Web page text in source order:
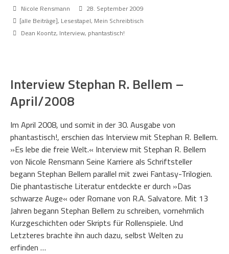
Nicole Rensmann
28. September 2009
[alle Beiträge], Lesestapel, Mein Schreibtisch
Dean Koontz, Interview, phantastisch!
Interview Stephan R. Bellem –
April/2008
Im April 2008, und somit in der 30. Ausgabe von
phantastisch!, erschien das Interview mit Stephan R. Bellem.
»Es lebe die freie Welt.« Interview mit Stephan R. Bellem
von Nicole Rensmann Seine Karriere als Schriftsteller
begann Stephan Bellem parallel mit zwei Fantasy-Trilogien.
Die phantastische Literatur entdeckte er durch »Das
schwarze Auge« oder Romane von R.A. Salvatore. Mit 13
Jahren begann Stephan Bellem zu schreiben, vornehmlich
Kurzgeschichten oder Skripts für Rollenspiele. Und
Letzteres brachte ihn auch dazu, selbst Welten zu
erfinden …